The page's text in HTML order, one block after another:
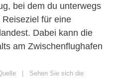
bei dem du unterwegs
für eine
Dabei kann die
am Zwischenflughafen
| Sehen Sie sich die